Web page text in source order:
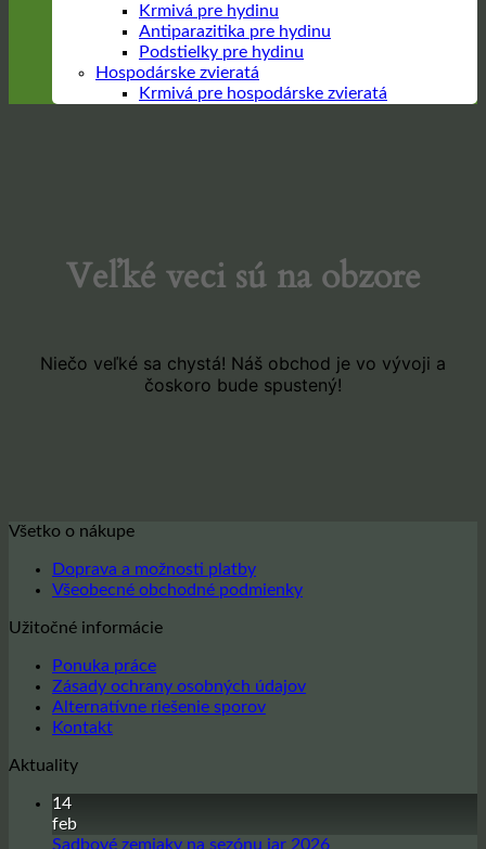
Krmivá pre hydinu
Antiparazitika pre hydinu
Podstielky pre hydinu
Hospodárske zvieratá
Krmivá pre hospodárske zvieratá
Veľké veci sú na obzore
Niečo veľké sa chystá! Náš obchod je vo vývoji a
čoskoro bude spustený!
Všetko o nákupe
Doprava a možnosti platby
Všeobecné obchodné podmienky
Užitočné informácie
Ponuka práce
Zásady ochrany osobných údajov
Alternatívne riešenie sporov
Kontakt
Aktuality
14
feb
Sadbové zemiaky na sezónu jar 2026Žiadne